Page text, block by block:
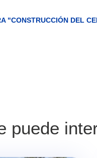
"CONSTRUCCIÓN DEL
puede